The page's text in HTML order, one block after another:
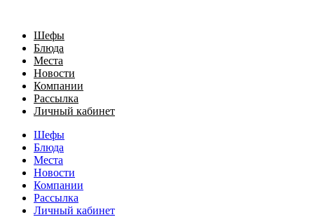
Шефы
Блюда
Места
Новости
Компании
Рассылка
Личный кабинет
Шефы
Блюда
Места
Новости
Компании
Рассылка
Личный кабинет